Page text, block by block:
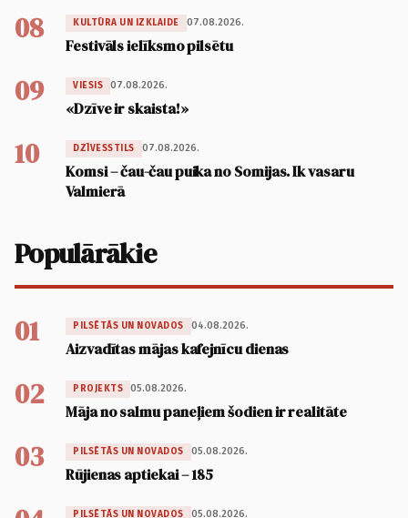
08 KULTŪRA UN IZKLAIDE 07.08.2026.
Festivāls ielīksmo pilsētu
09 VIESIS 07.08.2026.
«Dzīve ir skaista!»
10 DZĪVESSTILS 07.08.2026.
Komsi – čau-čau puika no Somijas. Ik vasaru
Valmierā
Populārākie
01 PILSĒTĀS UN NOVADOS 04.08.2026.
Aizvadītas mājas kafejnīcu dienas
02 PROJEKTS 05.08.2026.
Māja no salmu paneļiem šodien ir realitāte
03 PILSĒTĀS UN NOVADOS 05.08.2026.
Rūjienas aptiekai – 185
PILSĒTĀS UN NOVADOS 05.08.2026.